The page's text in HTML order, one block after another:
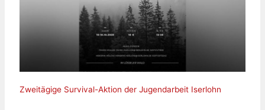
Zweitägige Survival-Aktion der Jugendarbeit Iserlohn